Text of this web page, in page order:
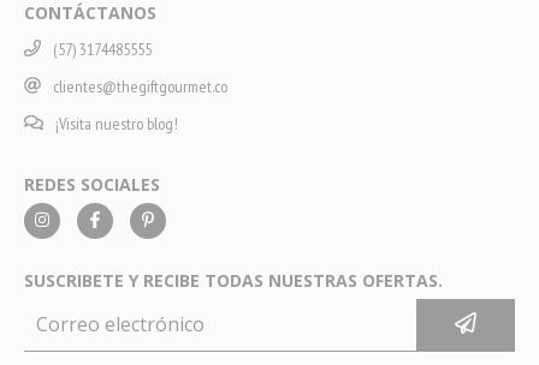
CONTÁCTANOS
(57) 3174485555
clientes@thegiftgourmet.co
¡Visita nuestro blog!
REDES SOCIALES
SUSCRIBETE Y RECIBE TODAS NUESTRAS OFERTAS.